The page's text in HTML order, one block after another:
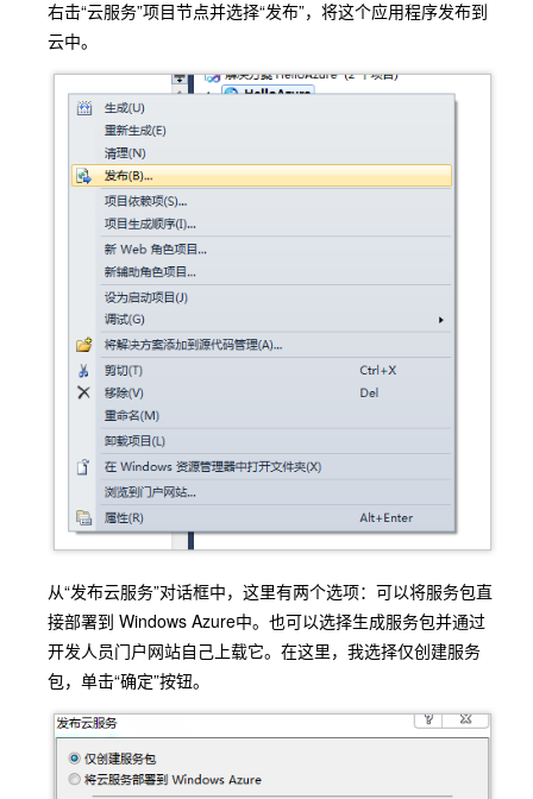
右击“云服务”项目节点并选择“发布”，将这个应用程序发布到
云中。
从“发布云服务”对话框中，这里有两个选项：可以将服务包直
接部署到 Windows Azure中。也可以选择生成服务包并通过
开发人员门户网站自己上载它。在这里，我选择仅创建服务
包，单击“确定”按钮。